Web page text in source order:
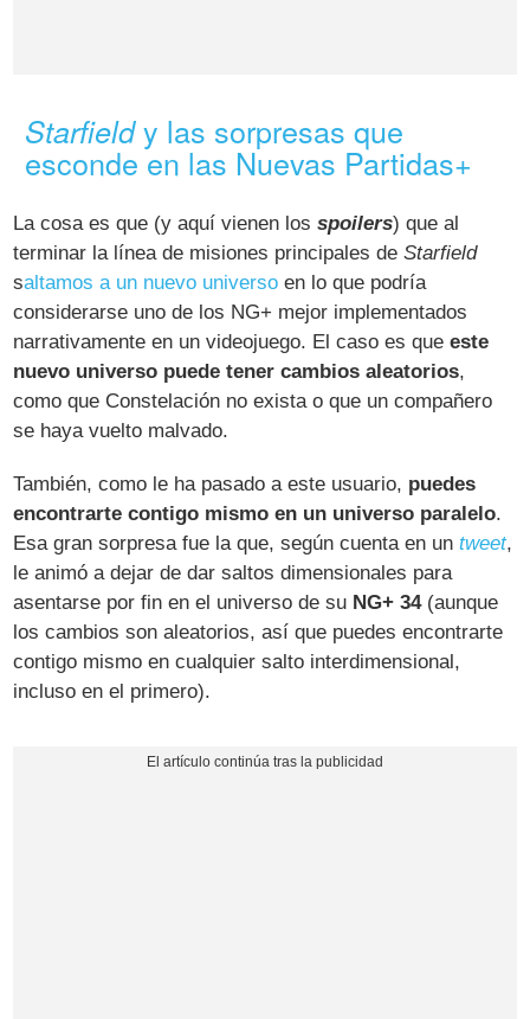
Starfieldy las sorpresas que
esconde en las Nuevas Partidas+
La cosa es que (y aquí vienen losspoilers) que al
terminar la línea de misiones principales deStarfield
saltamos a un nuevo universo en lo que podría
considerarse uno de los NG+ mejor implementados
narrativamente en un videojuego. El caso es queeste
nuevo universo puede tener cambios aleatorios,
como que Constelación no exista o que un compañero
se haya vuelto malvado.
También, como le ha pasado a este usuario, puedes
encontrarte contigo mismo en un universo paralelo.
Esa gran sorpresa fue la que, según cuenta en untweet,
le animó a dejar de dar saltos dimensionales para
asentarse por fin en el universo de su NG+ 34(aunque
los cambios son aleatorios, así que puedes encontrarte
contigo mismo en cualquier salto interdimensional,
incluso en el primero).